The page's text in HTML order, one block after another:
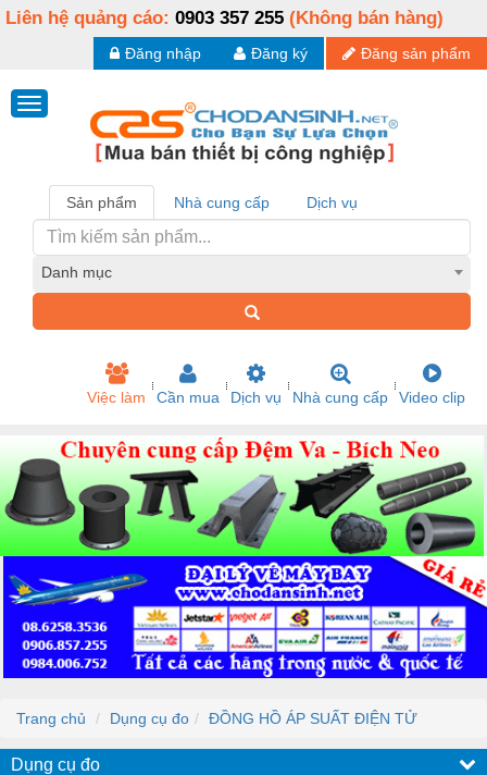
Liên hệ quảng cáo: 0903 357 255 (Không bán hàng)
Đăng sản phẩm
Đăng ký
Đăng nhập
Sản phẩm Nhà cung cấp Dịch vụ
Danh mục
Việc làm Cần mua Dịch vụ Nhà cung cấp Video clip
Trang chủ Dụng cụ đo ĐỒNG HỒ ÁP SUẤT ĐIỆN TỬ
Dụng cụ đo